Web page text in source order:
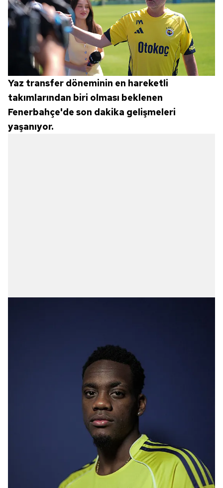
Yaz transfer döneminin en hareketli
takımlarından biri olması beklenen
Fenerbahçe'de son dakika gelişmeleri
yaşanıyor.